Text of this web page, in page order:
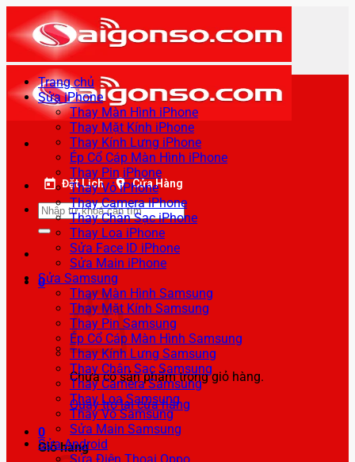
qua
nội
dung
Đặt Lịch Cửa Hàng
Tìm
kiếm:
0
Chưa có sản phẩm trong giỏ hàng.
Quay trở lại cửa hàng
0
Giỏ hàng
Trang chủ
Sửa iPhone
Thay Màn Hình iPhone
Thay Mặt Kính iPhone
Thay Kính Lưng iPhone
Ép Cổ Cáp Màn Hình iPhone
Thay Pin iPhone
Thay Vỏ iPhone
Thay Camera iPhone
Thay Chân Sạc iPhone
Thay Loa iPhone
Sửa Face ID iPhone
Sửa Main iPhone
Sửa Samsung
Thay Màn Hình Samsung
Thay Mặt Kính Samsung
Thay Pin Samsung
Ép Cổ Cáp Màn Hình Samsung
Thay Kính Lưng Samsung
Thay Chân Sạc Samsung
Thay Camera Samsung
Thay Loa Samsung
Thay Vỏ Samsung
Sửa Main Samsung
Sửa Android